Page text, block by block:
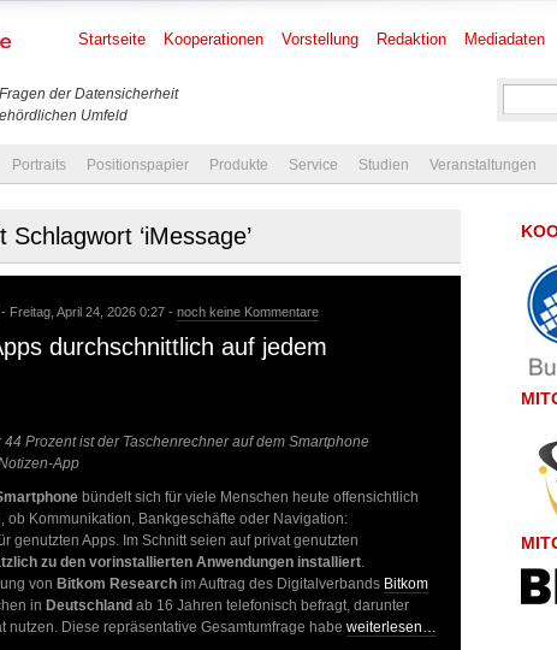
der Datensicherheit
Umfeld
Startseite Kooperationen Vorstellung Redaktion Mediadaten
Portraits Positionspapier Produkte Service Studien Veranstaltungen
Schlagwort ‘iMessage’
- Freitag, April 24, 2026 0:27 - noch keine Kommentare
durchschnittlich auf jedem
Prozent ist der Taschenrechner auf dem Smartphone
App
bündelt sich für viele Menschen heute offensichtlich
ob Kommunikation, Bankgeschäfte oder Navigation:
genutzten Apps. Im Schnitt seien auf privat genutzten
zu den vorinstallierten Anwendungen installiert.
von Bitkom Research im Auftrag des Digitalverbands Bitkom
in Deutschland ab 16 Jahren telefonisch befragt, darunter
Diese repräsentative Gesamtumfrage habe weiterlesen…